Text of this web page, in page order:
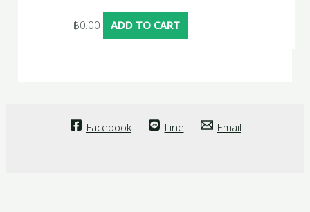
฿0.00 ADD TO CART
Facebook Line Email